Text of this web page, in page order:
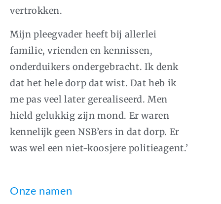
vertrokken.
Mijn pleegvader heeft bij allerlei
familie, vrienden en kennissen,
onderduikers ondergebracht. Ik denk
dat het hele dorp dat wist. Dat heb ik
me pas veel later gerealiseerd. Men
hield gelukkig zijn mond. Er waren
kennelijk geen NSB’ers in dat dorp. Er
was wel een niet-koosjere politieagent.’
Onze namen